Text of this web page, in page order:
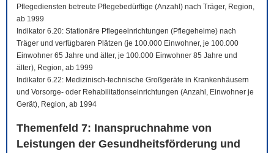
Pflegediensten betreute Pflegebedürftige (Anzahl) nach Träger, Region,
ab 1999
Indikator 6.20: Stationäre Pflegeeinrichtungen (Pflegeheime) nach
Träger und verfügbaren Plätzen (je 100.000 Einwohner, je 100.000
Einwohner 65 Jahre und älter, je 100.000 Einwohner 85 Jahre und
älter), Region, ab 1999
Indikator 6.22: Medizinisch-technische Großgeräte in Krankenhäusern
und Vorsorge- oder Rehabilitationseinrichtungen (Anzahl, Einwohner je
Gerät), Region, ab 1994
Themenfeld 7: Inanspruchnahme von
Leistungen der Gesundheitsförderung und